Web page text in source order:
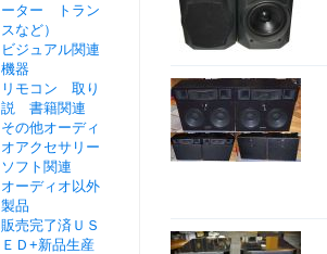
ーター トラン
スなど）
ビジュアル関連
機器
リモコン 取り
説 書籍関連
その他オーディ
オアクセサリー
ソフト関連
オーディオ以外
製品
販売完了済ＵＳ
ＥＤ+新品生産